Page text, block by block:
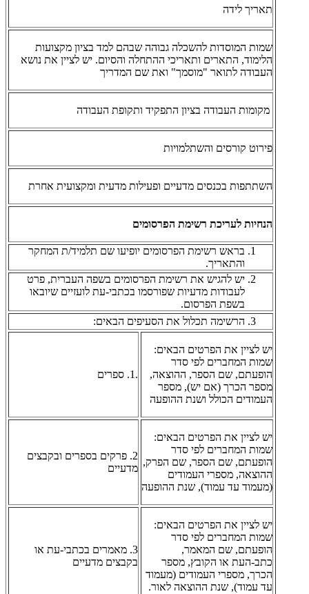
תאריך לידה
שמות המוסדות להשכלה גבוהה שבהם למד בציון מקצועות
הלימוד, התארים ותאריכי ההתחלה והסיום. יש לציין את נושא
העבודה לתואר "מוסמך" ואת שם המדריך
מקומות העבודה בציון התפקיד ותקופת העבודה
פירוט קורסים והשתלמויות
השתתפות בכנסים מדעיים ופעילות מדעית ומקצועית אחרת
הנחיות לעריכת רשימת הפרסומים
בראש רשימת הפרסומים יופיעו שם תלמיד/ת המחקר
והתאריך.
יש להגיש את רשימת הפרסומים בשפה העברית, פרט
לעבודות מדעיות שפורסמו בכתבי-עת לועזיים שיובאו
בשפת הפרסום.
הרשימה תכלול את הסעיפים הבאים:
יש לציין את הפרטים הבאים:
שמות המחברים לפי סדר
הופעתם, שם הספר, ההוצאה,
מספר הכרך (אם יש), מספר
העמודים הכולל ושנת ההופעה
.1. ספרים
יש לציין את הפרטים הבאים:
שמות המחברים לפי סדר
הופעתם, שם הספר, שם הפרק,
ההוצאה, מספרי העמודים
(מעמוד עד עמוד), שנת ההופעה
2. פרקים בספרים ובקבצים
מדעיים
יש לציין את הפרטים הבאים:
שמות המחברים לפי סדר
הופעתם, שם המאמר,
כתב-העת או הקובץ, מספר
הכרך, מספרי העמודים (מעמוד
עד עמוד), שנת ההוצאה לאור.
3. מאמרים בכתבי-עת או
בקבצים מדעיים